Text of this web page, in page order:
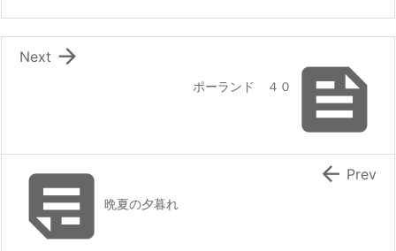

ポーランド ４０

Next
晩夏の夕暮れ
 Prev